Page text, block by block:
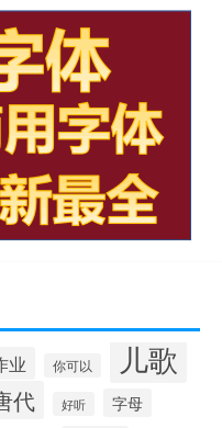
业 你可以 儿歌
代 好听
字母